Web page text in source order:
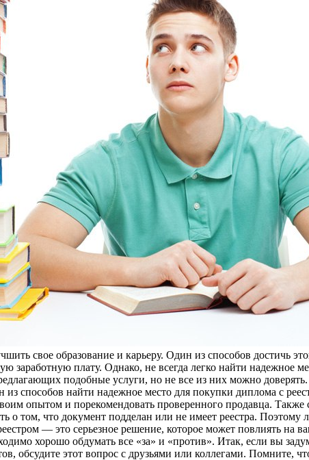
свое образование и карьеру. Один из способов достичь
заработную плату. Однако, не всегда легко найти надежное
подобные услуги, но не все из них можно
способов найти надежное место для покупки диплома с
опытом и порекомендовать проверенного продавца. Также
о том, что документ подделан или не имеет реестра.
— это серьезное решение, которое может повлиять на
хорошо обдумать все «за» и «против». Итак, если вы
обсудите этот вопрос с друзьями или коллегами. Помните,